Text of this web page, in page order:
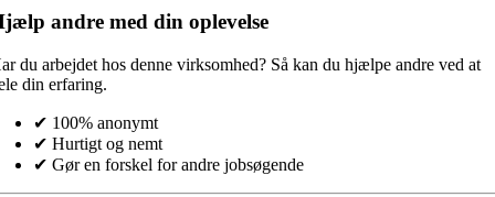
andre med din oplevelse
du arbejdet hos denne virksomhed? Så kan du hjælpe andre ved at
din erfaring.
✔ 100% anonymt
✔ Hurtigt og nemt
✔ Gør en forskel for andre jobsøgende